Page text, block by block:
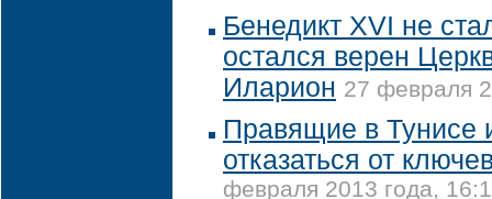
Бенедикт XVI не
остался верен
Иларион 27 февраля
Правящие в Тунисе
отказаться от
февраля 2013 года,